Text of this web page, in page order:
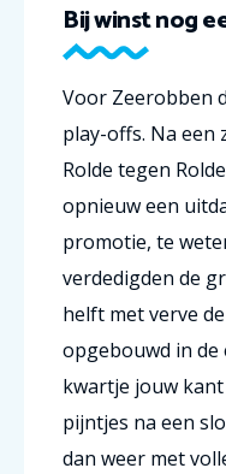
Bij winst nog
Voor Zeerobben
play-offs. Na een
Rolde tegen
opnieuw een
promotie, te
verdedigden de
helft met verve
opgebouwd in
kwartje jouw
pijntjes na een
dan weer met